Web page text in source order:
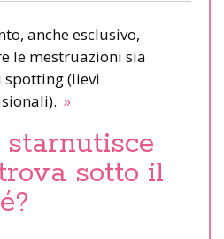
anche esclusivo,
le mestruazioni sia
(lievi
»
sotto il